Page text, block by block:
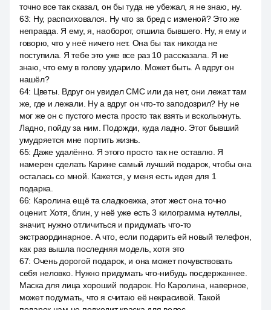
точно все так сказал, он бы туда не убежал, я не знаю, ну.
63: Ну, распсиховался. Ну что за бред с изменой? Это же
неправда. Я ему, я, наоборот, отшила бывшего. Ну, я ему и
говорю, что у неё ничего нет. Она бы так никогда не
поступила. Я тебе это уже все раз 10 рассказала. Я не
знаю, что ему в голову ударило. Может быть. А вдруг он
нашёл?
64: Цветы. Вдруг он увидел СМС или да нет, они лежат там
же, где и лежали. Ну а вдруг он что-то заподозрил? Ну не
мог же он с пустого места просто так взять и всколыхнуть.
Ладно, пойду за ним. Подожди, куда ладно. Этот бывший
умудряется мне портить жизнь.
65: Даже удалённо. Я этого просто так не оставлю. Я
намерен сделать Карине самый лучший подарок, чтобы она
осталась со мной. Кажется, у меня есть идея для 1
подарка.
66: Каролина ещё та сладкоежка, этот жест она точно
оценит. Хотя, блин, у неё уже есть 3 килограмма нутеллы,
значит, нужно отличиться и придумать что-то
экстраординарное. А что, если подарить ей новый телефон,
как раз вышла последняя модель, хотя это
67: Очень дорогой подарок, и она может почувствовать
себя неловко. Нужно придумать что-нибудь посдержаннее.
Маска для лица хороший подарок. Но Каролина, наверное,
может подумать, что я считаю её некрасивой. Такой